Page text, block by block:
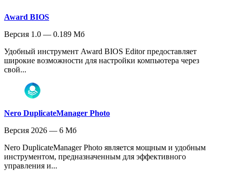
Award BIOS
Версия 1.0 — 0.189 Мб
Удобный инструмент Award BIOS Editor предоставляет
широкие возможности для настройки компьютера через
свой...
Nero DuplicateManager Photo
Версия 2026 — 6 Мб
Nero DuplicateManager Photo является мощным и удобным
инструментом, предназначенным для эффективного
управления и...